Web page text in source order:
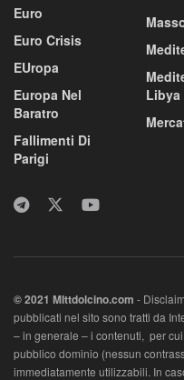
Euro
Euro Crisis
EUropa
Europa Nel
Baratro
Fallimenti Di
Parigi
Libya
© 2021 MIttdolcino.com -
pubblicati nel sito sono tratti da
– in generale – i contenuti, per
pubblico dominio (nessun
immediatamente utilizzabili. In